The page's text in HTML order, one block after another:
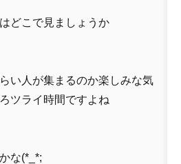
どこで見ましょうか
い人が集まるのか楽しみな気
ツライ時間ですよね
な(*_*;